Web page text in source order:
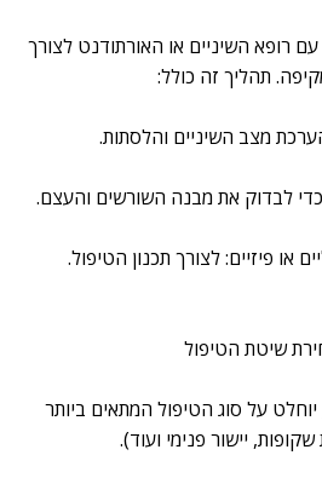
רופא השיניים או האורתודנט לצורך
תהליך זה כולל:
מצב השיניים והלסתות.
כדי לבדוק את מבנה השורשים והעצם.
או פיזיים: לצורך תכנון הטיפול.
על סוג הטיפול המתאים ביותר
יישור פנימי ועוד).